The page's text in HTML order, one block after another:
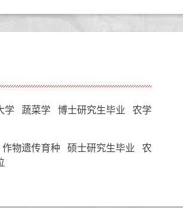
学 蔬菜学 博士研究生毕业 农学
物遗传育种 硕士研究生毕业 农